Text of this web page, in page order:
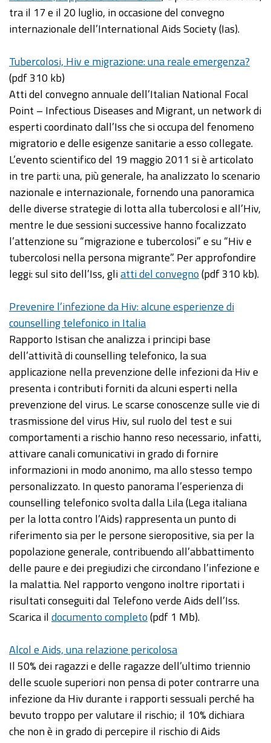
tra il 17 e il 20 luglio, in occasione del convegno
internazionale dell’International Aids Society (Ias).
Tubercolosi, Hiv e migrazione: una reale emergenza?
(pdf 310 kb)
Atti del convegno annuale dell’Italian National Focal
Point – Infectious Diseases and Migrant, un network di
esperti coordinato dall’Iss che si occupa del fenomeno
migratorio e delle esigenze sanitarie a esso collegate.
L’evento scientifico del 19 maggio 2011 si è articolato
in tre parti: una, più generale, ha analizzato lo scenario
nazionale e internazionale, fornendo una panoramica
delle diverse strategie di lotta alla tubercolosi e all’Hiv,
mentre le due sessioni successive hanno focalizzato
l’attenzione su “migrazione e tubercolosi” e su “Hiv e
tubercolosi nella persona migrante”. Per approfondire
leggi: sul sito dell’Iss, gliatti del convegno(pdf 310 kb).
Prevenire l’infezione da Hiv: alcune esperienze di
counselling telefonico in Italia
Rapporto Istisan che analizza i principi base
dell’attività di counselling telefonico, la sua
applicazione nella prevenzione delle infezioni da Hiv e
presenta i contributi forniti da alcuni esperti nella
prevenzione del virus. Le scarse conoscenze sulle vie di
trasmissione del virus Hiv, sul ruolo del test e sui
comportamenti a rischio hanno reso necessario, infatti,
attivare canali comunicativi in grado di fornire
informazioni in modo anonimo, ma allo stesso tempo
personalizzato. In questo panorama l’esperienza di
counselling telefonico svolta dalla Lila (Lega italiana
per la lotta contro l’Aids) rappresenta un punto di
riferimento sia per le persone sieropositive, sia per la
popolazione generale, contribuendo all’abbattimento
delle paure e dei pregiudizi che circondano l’infezione e
la malattia. Nel rapporto vengono inoltre riportati i
risultati conseguiti dal Telefono verde Aids dell’Iss.
Scarica ildocumento completo(pdf 1 Mb).
Alcol e Aids, una relazione pericolosa
Il 50% dei ragazzi e delle ragazze dell’ultimo triennio
delle scuole superiori non pensa di poter contrarre una
infezione da Hiv durante i rapporti sessuali perché ha
bevuto troppo per valutare il rischio; il 10% dichiara
che non è in grado di percepire il rischio di Aids